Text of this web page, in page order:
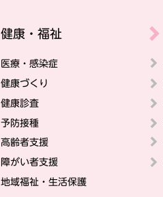
健康・福祉
医療・感染症
健康づくり
健康診査
予防接種
高齢者支援
障がい者支援
地域福祉・生活保護